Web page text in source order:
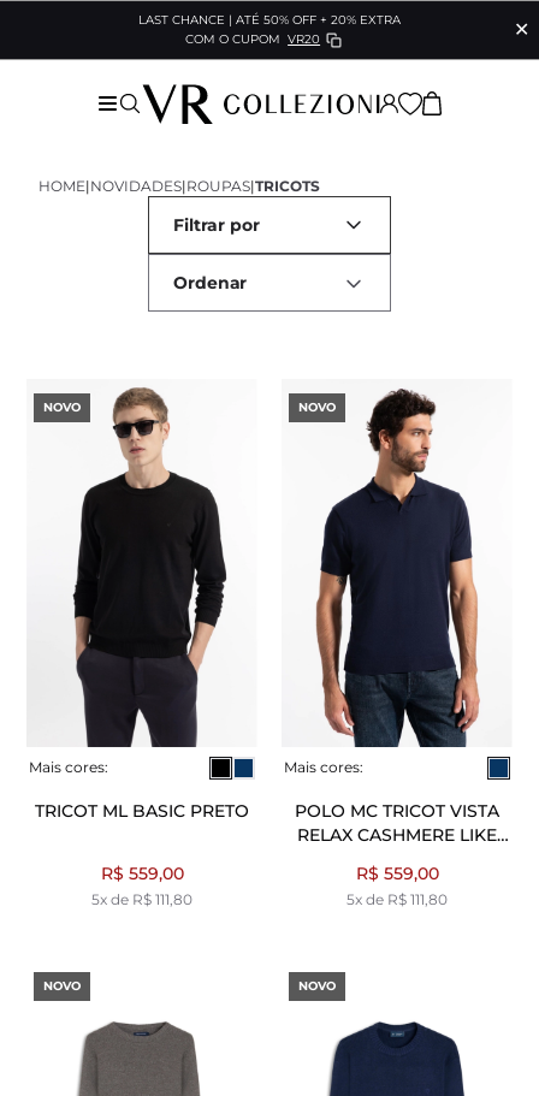
LAST CHANCE | ATÉ 50% OFF + 20% EXTRA
COM O CUPOM VR20 ✕
HOME|NOVIDADES|ROUPAS|TRICOTS
Filtrar por
Mais cores:
TRICOT ML BASIC PRETO
R$ 559,00
5x de R$ 111,80
NOVO
Mais cores:
POLO MC TRICOT VISTA
RELAX CASHMERE LIKE
R$ 559,00
5x de R$ 111,80
NOVO
NOVO NOVO